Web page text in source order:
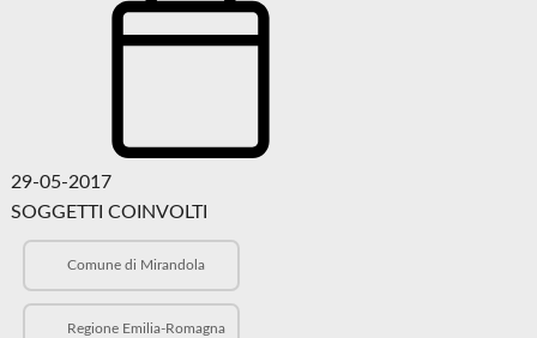
29-05-2017
SOGGETTI COINVOLTI
Comune di Mirandola
Regione Emilia-Romagna